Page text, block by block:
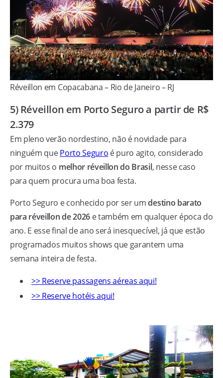
Réveillon em Copacabana – Rio de Janeiro – RJ
5) Réveillon em Porto Seguro a partir de R$
2.379
Em pleno verão nordestino, não é novidade para
ninguém quePorto Seguro é puro agito, considerado
por muitos o melhor réveillon do Brasil, nesse caso
para quem procura uma boa festa.
Porto Seguro e conhecido por ser umdestino barato
para réveillon de 2026e também em qualquer época do
ano. E esse final de ano será inesquecível, já que estão
programados muitos shows que garantem uma
semana inteira de festa.
>> Reserve passagens aéreas aqui!
>> Reserve hotéis aqui!